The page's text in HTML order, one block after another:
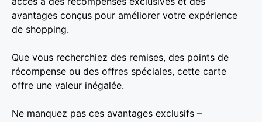
avantages conçus pour améliorer votre expérience
de shopping.
Que vous recherchiez des remises, des points de
récompense ou des offres spéciales, cette carte
offre une valeur inégalée.
Ne manquez pas ces avantages exclusifs –